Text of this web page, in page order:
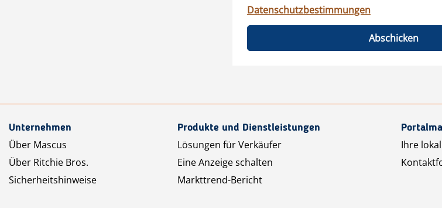
Datenschutzbestimmungen
Abschicken
Unternehmen
Über Mascus
Über Ritchie Bros.
Sicherheitshinweise
Produkte und Dienstleistungen
Lösungen für Verkäufer
Eine Anzeige schalten
Markttrend-Bericht
Ihre